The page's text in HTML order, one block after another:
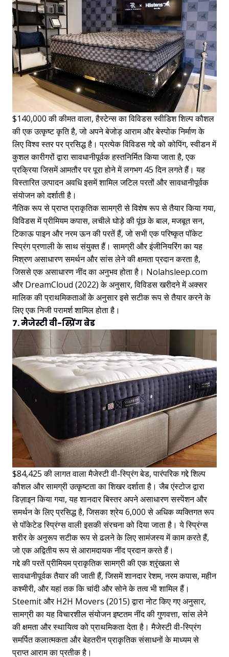
$140,000 की कीमत वाला, हैस्टेन्स का विविडस स्वीडिश शिल्प कौशल
की एक उत्कृष्ट कृति है, जो अपने बेजोड़ आराम और बेस्पोक निर्माण के
लिए विश्व स्तर पर प्रसिद्ध है। प्रत्येक विविडस गद्दे को कोपिंग, स्वीडन में
कुशल कारीगरों द्वारा सावधानीपूर्वक हस्तनिर्मित किया जाता है, एक
प्रक्रिया जिसमें आमतौर पर पूरा होने में लगभग 45 दिन लगते हैं। यह
विस्तारित उत्पादन अवधि इसमें शामिल जटिल परतों और सावधानीपूर्वक
संयोजन को दर्शाती है।
नैतिक रूप से प्राप्त प्राकृतिक सामग्री से विशेष रूप से तैयार किया गया,
विविडस में प्रीमियम कपास, लचीले घोड़े की पूंछ के बाल, मजबूत सन,
टिकाऊ पाइन और नरम ऊन की परतें हैं, जो सभी एक परिष्कृत पॉकेट
स्प्रिंग प्रणाली के साथ संयुक्त हैं। सामग्री और इंजीनियरिंग का यह
मिश्रण असाधारण समर्थन और सांस लेने की क्षमता प्रदान करता है,
जिससे एक असाधारण नींद का अनुभव होता है। Nolahsleep.com
और DreamCloud (2022) के अनुसार, विविडस खरीदने में अक्सर
मालिक की प्राथमिकताओं के अनुसार इसे सटीक रूप से तैयार करने के
लिए एक निजी परामर्श शामिल होता है।
7. मैजेस्टी वी-स्प्रिंग बेड
$84,425 की लागत वाला मैजेस्टी वी-स्प्रिंग बेड, पारंपरिक गद्दे शिल्प
कौशल और सामग्री उत्कृष्टता का शिखर दर्शाता है। जैब एंस्टोज द्वारा
डिज़ाइन किया गया, यह शानदार बिस्तर अपने असाधारण सस्पेंशन और
समर्थन के लिए प्रसिद्ध है, जिसका श्रेय 6,000 से अधिक व्यक्तिगत रूप
से पॉकेटेड स्प्रिंग्स वाली इसकी संरचना को दिया जाता है। ये स्प्रिंग्स
शरीर के अनुरूप सटीक रूप से ढलने के लिए सामंजस्य में काम करते हैं,
जो एक अद्वितीय रूप से आरामदायक नींद प्रदान करते हैं।
गद्दे की परतें प्रीमियम प्राकृतिक सामग्री की एक श्रृंखला से
सावधानीपूर्वक तैयार की जाती हैं, जिसमें शानदार रेशम, नरम कपास, महीन
कश्मीरी, और यहां तक कि चांदी और सोने के तत्व भी शामिल हैं।
Steemit और H2H Movers (2015) द्वारा नोट किए गए अनुसार,
सामग्री का यह विचारशील संयोजन इष्टतम नींद की गुणवत्ता, सांस लेने
की क्षमता और स्थायित्व को प्राथमिकता देता है। मैजेस्टी वी-स्प्रिंग
समर्पित कलात्मकता और बेहतरीन प्राकृतिक संसाधनों के माध्यम से
प्राप्त आराम का प्रतीक है।